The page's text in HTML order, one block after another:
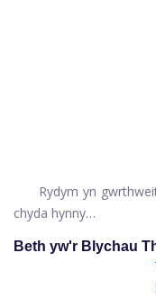
Rydym yn
chyda hynny…
Beth yw'r Blychau